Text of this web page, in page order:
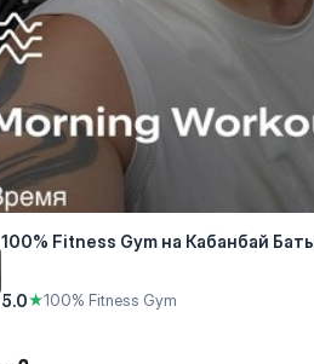
100% Fitness Gym на Кабанбай
5.0★100% Fitness Gym